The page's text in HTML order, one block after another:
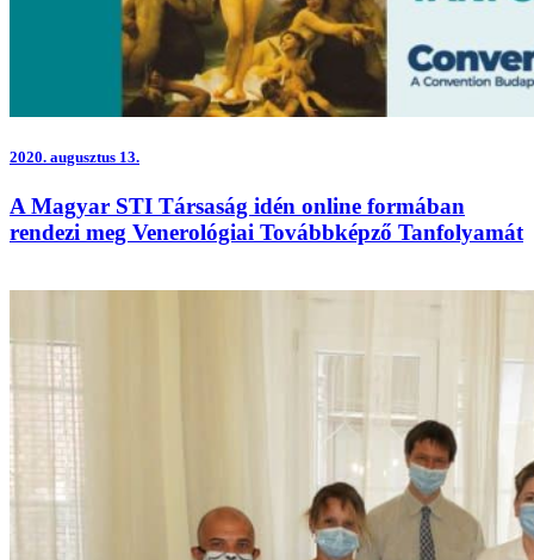
2020. augusztus 13.
A Magyar STI Társaság idén online formában
rendezi meg Venerológiai Továbbképző Tanfolyamát